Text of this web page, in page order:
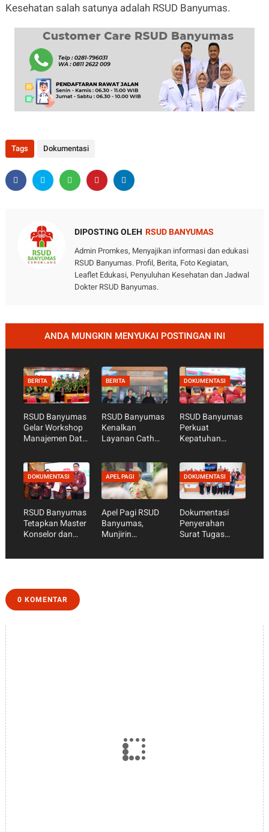
Kesehatan salah satunya adalah RSUD Banyumas.
Tags Dokumentasi
DIPOSTING OLEH RSUD BANYUMAS
Admin Promkes, Menyajikan informasi dan edukasi
RSUD Banyumas. Profil, Berita, Foto Kegiatan,
Leaflet Edukasi, Penyuluhan Kesehatan dan Jadwal
Dokter RSUD Banyumas.
ANDA MUNGKIN MENYUKAI POSTINGAN INI
BERITA
RSUD Banyumas
Gelar Workshop
Manajemen Data
Dasar Perbaikan
Pelayanan
BERITA
RSUD Banyumas
Kenalkan
Layanan Cath
Lewat Warung
Tarsun RRI
Purwokerto
DOKUMENTASI
RSUD Banyumas
Perkuat
Kepatuhan
Jelang Penilaian
Ombudsman RI
DOKUMENTASI
RSUD Banyumas
Tetapkan Master
Konselor dan
Kesehatan
APEL PAGI
Apel Pagi RSUD
Banyumas,
Munjirin
DOKUMENTASI
Dokumentasi
Penyerahan
Surat Tugas
0 KOMENTAR